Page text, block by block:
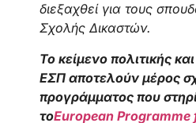
διεξαχθεί για τους
Σχολής Δικαστών.
Το κείμενο πολιτικής
ΕΣΠ αποτελούν μέρος
προγράμματος που
τοEuropean